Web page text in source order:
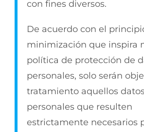
con fines diversos.
De acuerdo con el
minimización que inspira
política de protección de
personales, solo serán
tratamiento aquellos
personales que resulten
estrictamente necesarios